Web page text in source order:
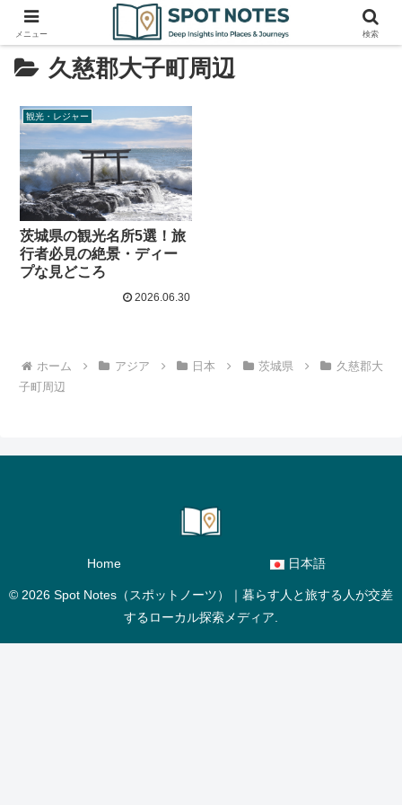
久慈郡大子町周辺
観光・レジャー
茨城県の観光名所5選！旅
行者必見の絶景・ディー
プな見どころ
2026.06.30
ホーム アジア 日本 茨城県
久慈郡大
子町周辺
Home 日本語
© 2026 Spot Notes（スポットノーツ）｜暮らす人と旅する人が交差
するローカル探索メディア.
メニュー 検索